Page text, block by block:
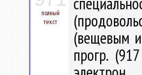
полный
текст
(вещевым
прогр.